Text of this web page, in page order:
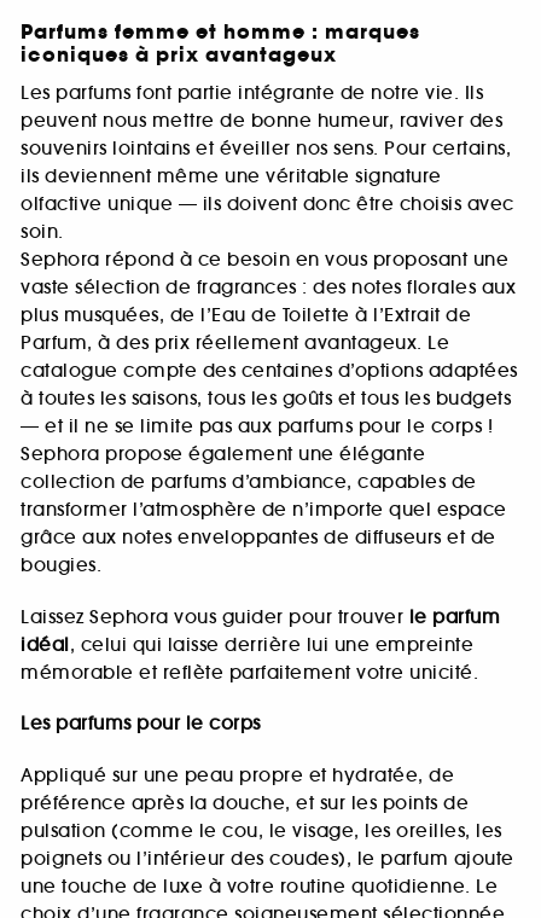
Parfums femme et homme : marques
iconiques à prix avantageux
Les parfums font partie intégrante de notre vie. Ils
peuvent nous mettre de bonne humeur, raviver des
souvenirs lointains et éveiller nos sens. Pour certains,
ils deviennent même une véritable signature
olfactive unique — ils doivent donc être choisis avec
soin.
Sephora répond à ce besoin en vous proposant une
vaste sélection de fragrances : des notes florales aux
plus musquées, de l’Eau de Toilette à l’Extrait de
Parfum, à des prix réellement avantageux. Le
catalogue compte des centaines d’options adaptées
à toutes les saisons, tous les goûts et tous les budgets
— et il ne se limite pas aux parfums pour le corps !
Sephora propose également une élégante
collection de parfums d’ambiance, capables de
transformer l’atmosphère de n’importe quel espace
grâce aux notes enveloppantes de diffuseurs et de
bougies.
Laissez Sephora vous guider pour trouver le parfum
idéal, celui qui laisse derrière lui une empreinte
mémorable et reflète parfaitement votre unicité.
Les parfums pour le corps
Appliqué sur une peau propre et hydratée, de
préférence après la douche, et sur les points de
pulsation (comme le cou, le visage, les oreilles, les
poignets ou l’intérieur des coudes), le parfum ajoute
une touche de luxe à votre routine quotidienne. Le